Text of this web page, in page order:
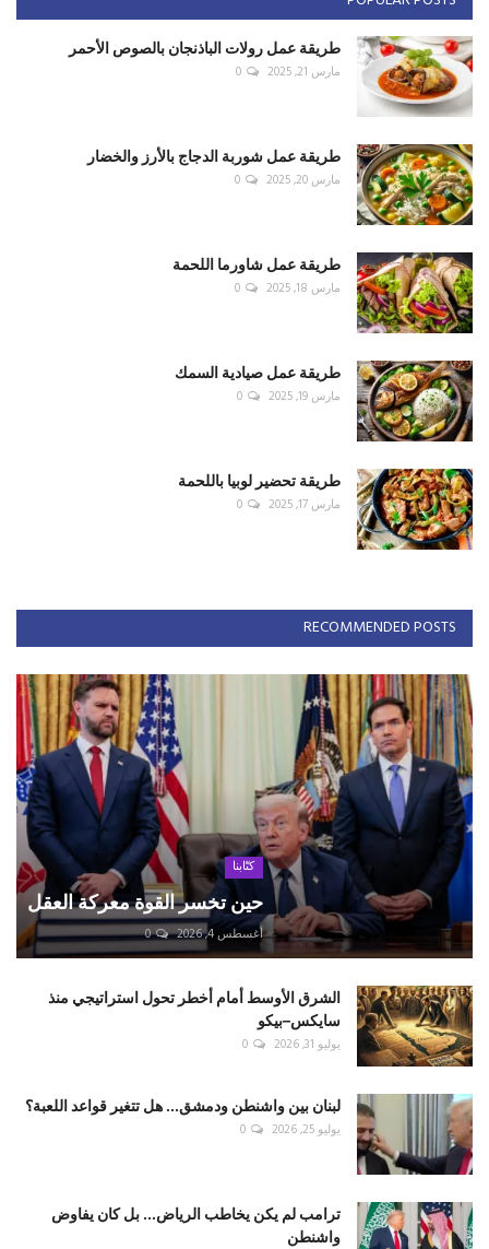
طريقة عمل رولات الباذنجان بالصوص الأحمر
مارس 21, 2025 0
طريقة عمل شوربة الدجاج بالأرز والخضار
مارس 20, 2025 0
طريقة عمل شاورما اللحمة
مارس 18, 2025 0
طريقة عمل صيادية السمك
مارس 19, 2025 0
طريقة تحضير لوبيا باللحمة
مارس 17, 2025 0
RECOMMENDED POSTS
كتّابنا
حين تخسر القوة معركة العقل
أغسطس 4, 2026 0
الشرق الأوسط أمام أخطر تحول استراتيجي منذ
سايكس–بيكو
يوليو 31, 2026 0
لبنان بين واشنطن ودمشق... هل تتغير قواعد اللعبة؟
يوليو 25, 2026 0
ترامب لم يكن يخاطب الرياض... بل كان يفاوض
واشنطن